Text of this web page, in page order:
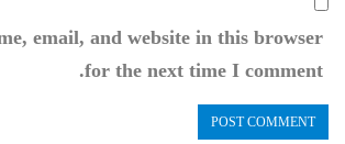
email, and website in this browser
for the next time I comment.